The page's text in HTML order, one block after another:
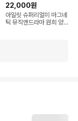
22,000원
아일릿 슈퍼리얼미 마그네
틱 뮤직앤드라마 원희 양